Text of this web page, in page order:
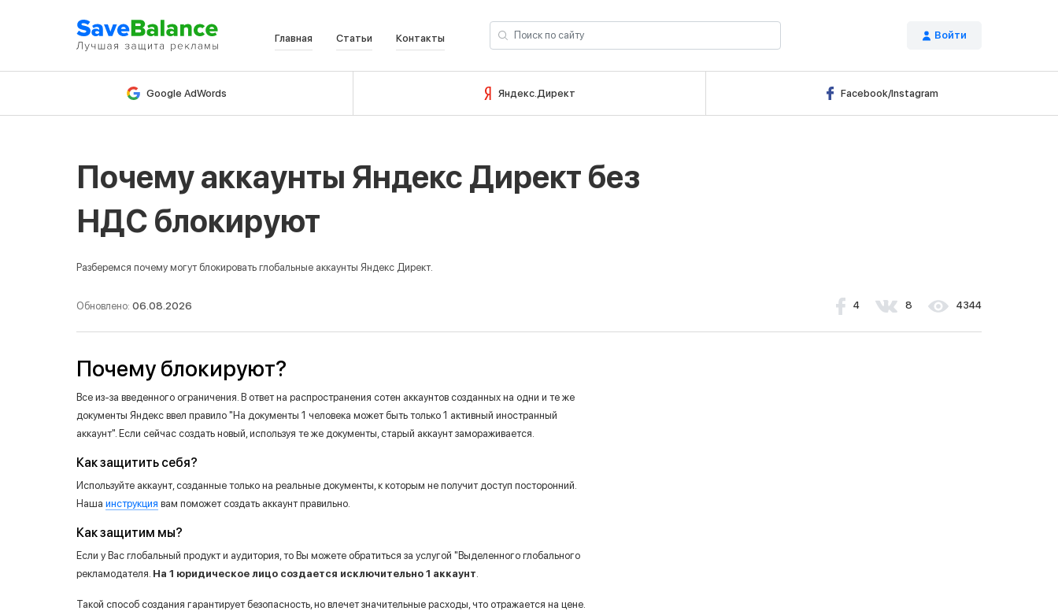
Главная Статьи Контакты Войти
Google AdWords Яндекс.Директ Facebook/Instagram
Почему аккаунты Яндекс Директ без
НДС блокируют
Разберемся почему могут блокировать глобальные аккаунты Яндекс Директ.
Обновлено: 06.08.2026 4 8 4344
Почему блокируют?
Все из-за введенного ограничения. В ответ на распространения сотен аккаунтов созданных на одни и те же
документы Яндекс ввел правило "На документы 1 человека может быть только 1 активный иностранный
аккаунт". Если сейчас создать новый, используя те же документы, старый аккаунт замораживается.
Как защитить себя?
Используйте аккаунт, созданные только на реальные документы, к которым не получит доступ посторонний.
Наша инструкция вам поможет создать аккаунт правильно.
Как защитим мы?
Если у Вас глобальный продукт и аудитория, то Вы можете обратиться за услугой "Выделенного глобального
рекламодателя. На 1 юридическое лицо создается исключительно 1 аккаунт
Такой способ создания гарантирует безопасность, но влечет значительные расходы, что отражается на цене.
Email
Забыли пароль?